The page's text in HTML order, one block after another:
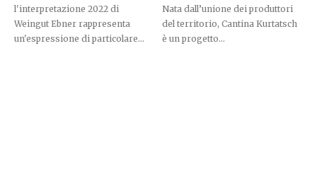
l'interpretazione 2022 di
Weingut Ebner rappresenta
un'espressione di particolare...
Nata dall’unione dei produttori
del territorio, Cantina Kurtatsch
è un progetto...